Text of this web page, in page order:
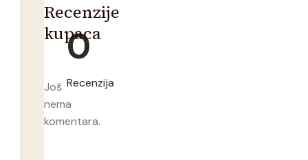
0
Recenzija
Recenzije
kupaca
Još
nema
komentara.